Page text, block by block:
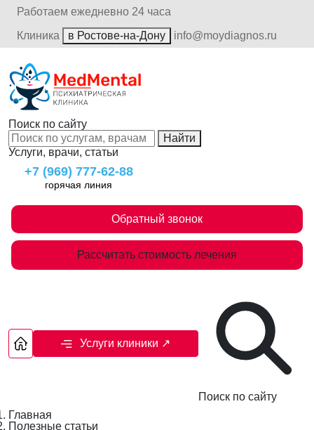
Работаем ежедневно 24 часа
Клиника
в Ростове-на-Дону info@moydiagnos.ru
Поиск по сайту
Найти
Услуги, врачи, статьи
+7 (969) 777-62-88
горячая линия
Обратный звонок
Рассчитать стоимость лечения
Услуги клиники ↗
Поиск по сайту
Главная
Полезные статьи